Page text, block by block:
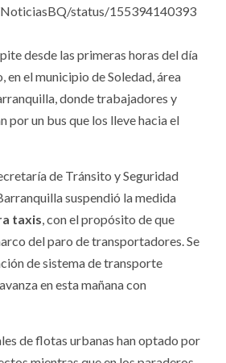
status/155394140393
desde las primeras horas del día
en el municipio de Soledad, área
donde trabajadores y
por un bus que los lleve hacia el
de Tránsito y Seguridad
suspendió la medida
taxis, con el propósito de que
del paro de transportadores. Se
de sistema de transporte
en esta mañana con
de flotas urbanas han optado por